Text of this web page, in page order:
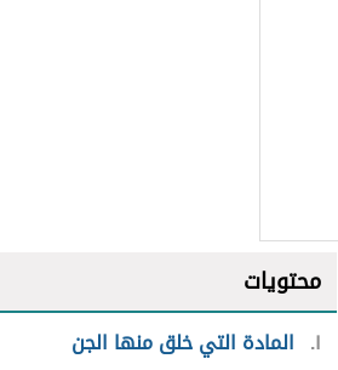
محتويات
١ المادة التي خلق منها الجن